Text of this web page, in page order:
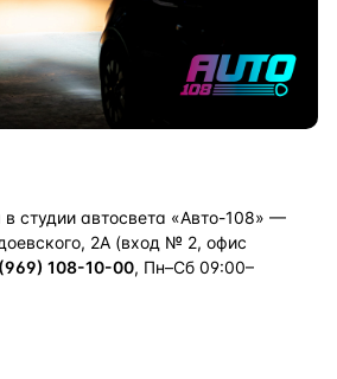
студии автосвета «Авто-108» —
2А (вход № 2, офис
108-10-00, Пн–Сб 09:00–